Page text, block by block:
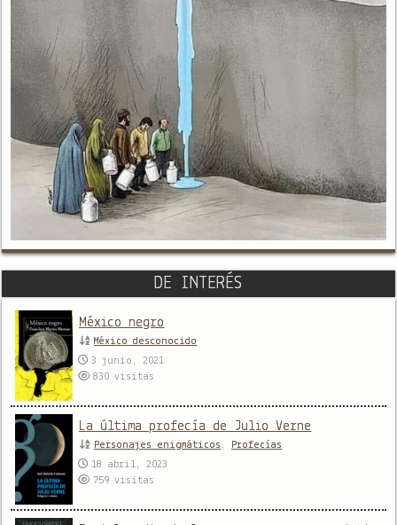
DE INTERÉS
México negro
México desconocido
3 junio, 2021
830visitas
La última profecía de Julio Verne
Personajes enigmáticos ,
Profecías
18 abril, 2023
759visitas